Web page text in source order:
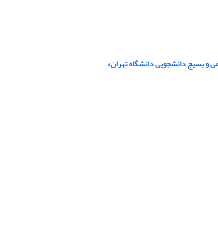
و بسیج دانشجویی دانشگاه تهران»